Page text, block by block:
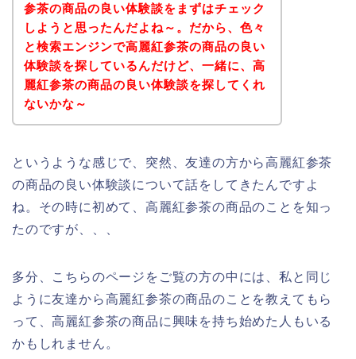
参茶の商品の良い体験談をまずはチェック
しようと思ったんだよね～。だから、色々
と検索エンジンで高麗紅参茶の商品の良い
体験談を探しているんだけど、一緒に、高
麗紅参茶の商品の良い体験談を探してくれ
ないかな～
というような感じで、突然、友達の方から高麗紅参茶
の商品の良い体験談について話をしてきたんですよ
ね。その時に初めて、高麗紅参茶の商品のことを知っ
たのですが、、、
多分、こちらのページをご覧の方の中には、私と同じ
ように友達から高麗紅参茶の商品のことを教えてもら
って、高麗紅参茶の商品に興味を持ち始めた人もいる
かもしれません。